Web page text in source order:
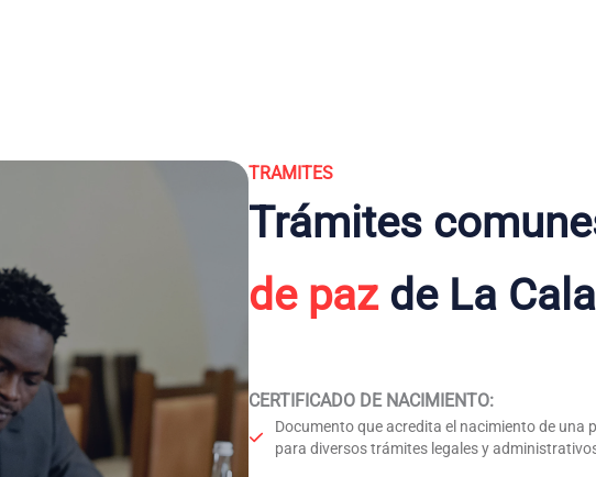
TRAMITES
Trámites
de pazde La
CERTIFICADO DE NACIMIENTO:
Documento que acredita el nacimiento de una
para diversos trámites legales y